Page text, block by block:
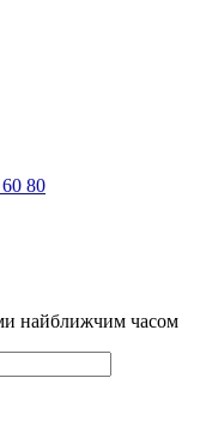
80
найближчим часом